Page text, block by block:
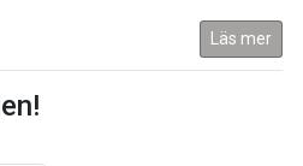
Läs mer